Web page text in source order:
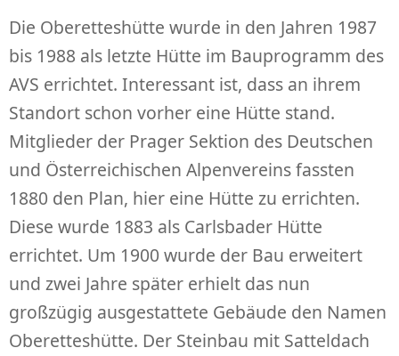
Die Oberetteshütte wurde in den Jahren 1987
bis 1988 als letzte Hütte im Bauprogramm des
AVS errichtet. Interessant ist, dass an ihrem
Standort schon vorher eine Hütte stand.
Mitglieder der Prager Sektion des Deutschen
und Österreichischen Alpenvereins fassten
1880 den Plan, hier eine Hütte zu errichten.
Diese wurde 1883 als Carlsbader Hütte
errichtet. Um 1900 wurde der Bau erweitert
und zwei Jahre später erhielt das nun
großzügig ausgestattete Gebäude den Namen
Oberetteshütte. Der Steinbau mit Satteldach